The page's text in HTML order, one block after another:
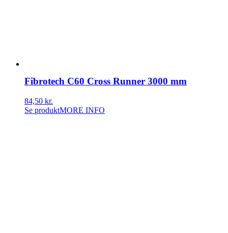
Fibrotech C60 Cross Runner 3000 mm
84,50 kr.
Se produktMORE INFO